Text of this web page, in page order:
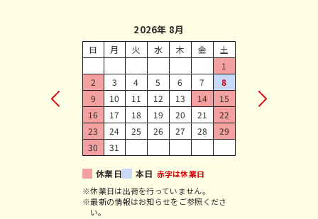
2026年 8月
日 月 火 水 木 金
土
1
2
3 4 5 6 7
8
9
10 11 12 13 14
15
16
17 18 19 20 21
22
23
24 25 26 27 28
29
30
31
休業日 本日 赤字は休業日
※休業日は出荷を行っていません。
※最新の情報はお知らせをご参照くださ
い。